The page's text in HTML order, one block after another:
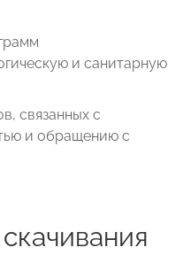
и санитарную
связанных с
и обращению с